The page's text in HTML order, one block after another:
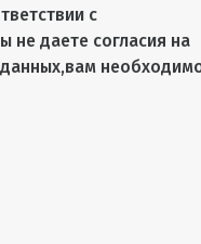
с
не даете согласия на